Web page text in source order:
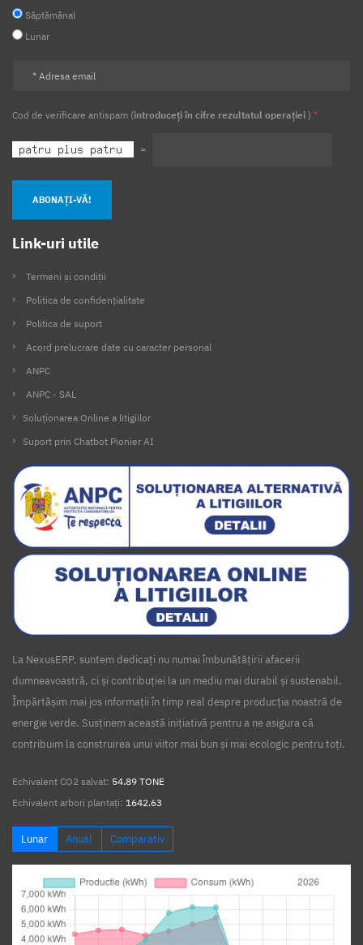
Săptămânal
Lunar
Cod de verificare antispam (introduceți în cifre rezultatul operației ) *
=
ABONAȚI-VĂ!
Link-uri utile
Termeni și condiții
Politica de confidențialitate
Politica de suport
Acord prelucrare date cu caracter personal
ANPC
ANPC - SAL
Soluționarea Online a litigiilor
Suport prin Chatbot Pionier AI
La NexusERP, suntem dedicați nu numai îmbunătățirii afacerii
dumneavoastră, ci și contribuției la un mediu mai durabil și sustenabil.
Împărtășim mai jos informații în timp real despre producția noastră de
energie verde. Susținem această inițiativă pentru a ne asigura că
contribuim la construirea unui viitor mai bun și mai ecologic pentru toți.
Echivalent CO2 salvat: 54.89 TONE
Echivalent arbori plantați: 1642.63
Lunar Anual Comparativ